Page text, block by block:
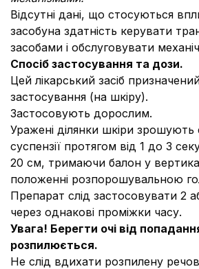
Відсутні дані, що стосуються
засобуна здатність керувати
засобами і обслуговувати
Спосіб застосування та дози.
Цей лікарський засіб
застосування (на шкіру).
Застосовують дорослим.
Уражені ділянки шкіри
суспензії протягом від 1 до 3
20 см, тримаючи балон у
положенні розпорошувальною
Препарат слід застосовувати 2
через однакові проміжки часу.
Увага! Берегти очі від
розпилюється.
Не слід вдихати розпилену